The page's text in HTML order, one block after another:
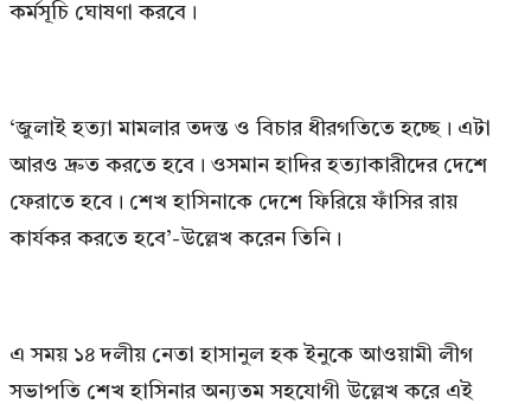
কর্মসূচি ঘোষণা করবে।
‘জুলাই হত্যা মামলার তদন্ত ও বিচার ধীরগতিতে হচ্ছে। এটা
আরও দ্রুত করতে হবে। ওসমান হাদির হত্যাকারীদের দেশে
ফেরাতে হবে। শেখ হাসিনাকে দেশে ফিরিয়ে ফাঁসির রায়
কার্যকর করতে হবে’-উল্লেখ করেন তিনি।
এ সময় ১৪ দলীয় নেতা হাসানুল হক ইনুকে আওয়ামী লীগ
সভাপতি শেখ হাসিনার অন্যতম সহযোগী উল্লেখ করে এই